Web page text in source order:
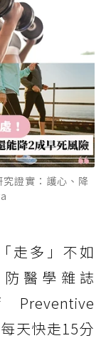
證實：護心、降
走多」不如
醫學雜誌
天快走15分